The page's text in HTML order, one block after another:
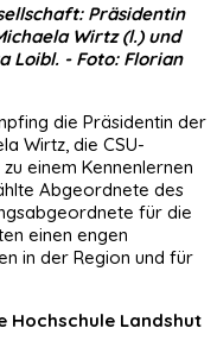
Präsidentin
Wirtz (l.) und
Loibl. - Foto: Florian
die Präsidentin der
Wirtz, die CSU-
einem Kennenlernen
Abgeordnete des
für die
einen engen
in der Region und für
Hochschule Landshut